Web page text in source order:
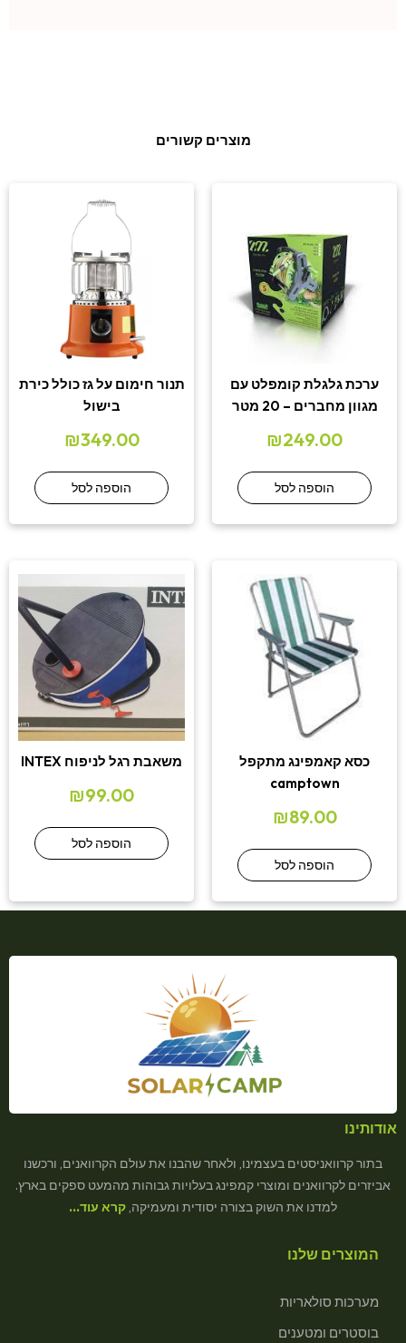
מוצרים קשורים
ערכת גלגלת קומפלט עם
מגוון מחברים – 20 מטר
₪249.00
הוספה לסל
תנור חימום על גז כולל כירת
בישול
₪349.00
הוספה לסל
כסא קאמפינג מתקפל
camptown
₪89.00
הוספה לסל
משאבת רגל לניפוח INTEX
₪99.00
הוספה לסל
אודותינו
בתור קרוואניסטים בעצמינו, ולאחר שהבנו את עולם הקרוואנים, ורכשנו
אביזרים לקרוואנים ומוצרי קמפינג בעלויות גבוהות מהמעט ספקים בארץ.
למדנו את השוק בצורה יסודית ומעמיקה, קרא עוד…
המוצרים שלנו
מערכות סולאריות
בוסטרים ומטענים